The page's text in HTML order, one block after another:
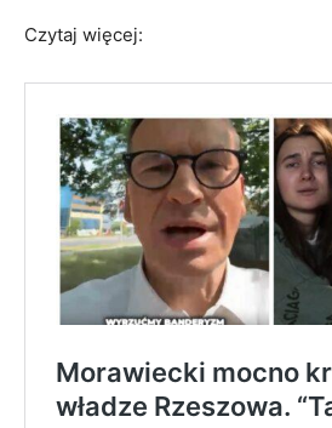
Czytaj więcej: